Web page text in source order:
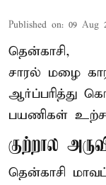
Published on: 09 Aug
தென்காசி,
சாரல் மழை
ஆர்ப்பரித்து
பயணிகள்
குற்றால
தென்காசி